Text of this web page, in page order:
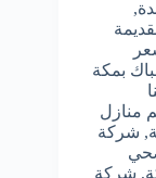
,
بمكة
منازل
, شركة
, شركة